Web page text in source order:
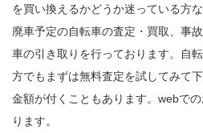
を買い換えるかどうか迷っている方
廃車予定の自転車の査定・買取、事
車の引き取りを行っております。自
方でもまずは無料査定を試してみて
金額が付くこともあります。webで
ります。